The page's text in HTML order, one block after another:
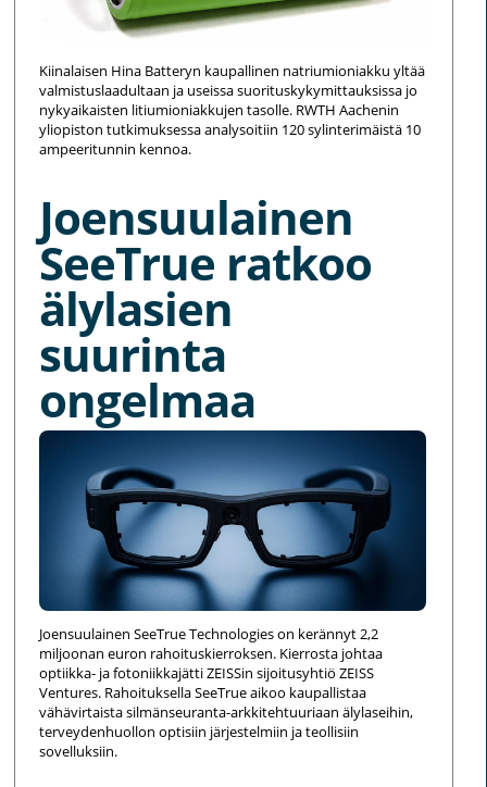
Kiinalaisen Hina Batteryn kaupallinen natriumioniakku yltää
valmistuslaadultaan ja useissa suorituskykymittauksissa jo
nykyaikaisten litiumioniakkujen tasolle. RWTH Aachenin
yliopiston tutkimuksessa analysoitiin 120 sylinterimäistä 10
ampeeritunnin kennoa.
Joensuulainen
SeeTrue ratkoo
älylasien
suurinta
ongelmaa
Joensuulainen SeeTrue Technologies on kerännyt 2,2
miljoonan euron rahoituskierroksen. Kierrosta johtaa
optiikka- ja fotoniikkajätti ZEISSin sijoitusyhtiö ZEISS
Ventures. Rahoituksella SeeTrue aikoo kaupallistaa
vähävirtaista silmänseuranta-arkkitehtuuriaan älylaseihin,
terveydenhuollon optisiin järjestelmiin ja teollisiin
sovelluksiin.